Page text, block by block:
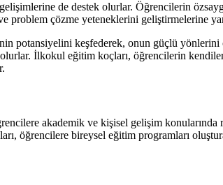
de destek olurlar. Öğrencilerin
çözme yeteneklerini geliştirmelerine
potansiyelini keşfederek, onun güçlü
İlkokul eğitim koçları, öğrencilerin
akademik ve kişisel gelişim
öğrencilere bireysel eğitim programları